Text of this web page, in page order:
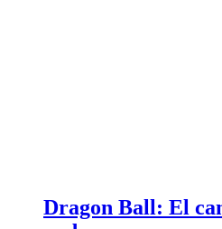
Dragon Ball: El